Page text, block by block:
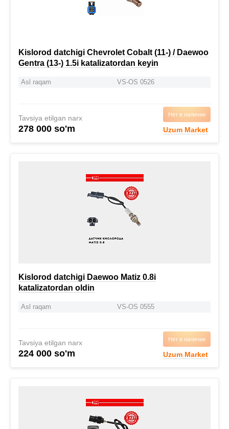
Kislorod datchigi Chevrolet Cobalt (11-) / Daewoo
Gentra (13-) 1.5i katalizatordan keyin
Asl raqam VS-OS 0526
Tavsiya etilgan narx
278 000 so'm
Нет в наличии
Uzum Market
Kislorod datchigi Daewoo Matiz 0.8i
katalizatordan oldin
Asl raqam VS-OS 0555
Tavsiya etilgan narx
224 000 so'm
Нет в наличии
Uzum Market